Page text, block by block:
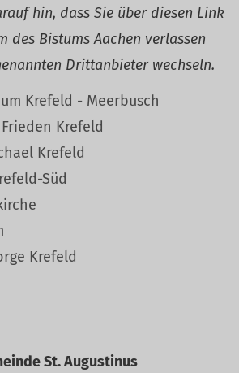
hin, dass Sie über diesen Link
des Bistums Aachen verlassen
Drittanbieter wechseln.
Krefeld - Meerbusch
Krefeld
Krefeld
Süd
Krefeld
St. Augustinus